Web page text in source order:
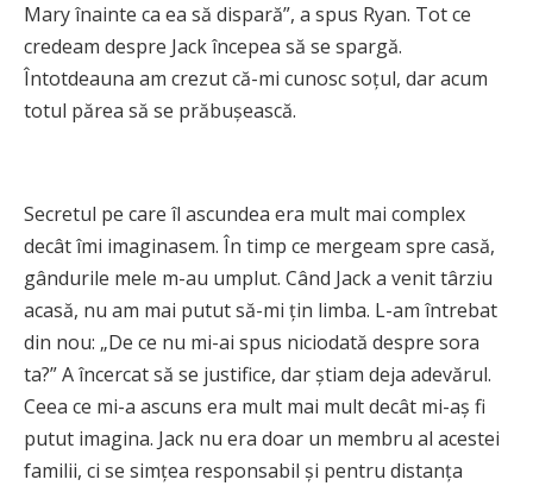
Mary înainte ca ea să dispară”, a spus Ryan. Tot ce
credeam despre Jack începea să se spargă.
Întotdeauna am crezut că-mi cunosc soțul, dar acum
totul părea să se prăbușească.
Secretul pe care îl ascundea era mult mai complex
decât îmi imaginasem. În timp ce mergeam spre casă,
gândurile mele m-au umplut. Când Jack a venit târziu
acasă, nu am mai putut să-mi țin limba. L-am întrebat
din nou: „De ce nu mi-ai spus niciodată despre sora
ta?” A încercat să se justifice, dar știam deja adevărul.
Ceea ce mi-a ascuns era mult mai mult decât mi-aș fi
putut imagina. Jack nu era doar un membru al acestei
familii, ci se simțea responsabil și pentru distanța